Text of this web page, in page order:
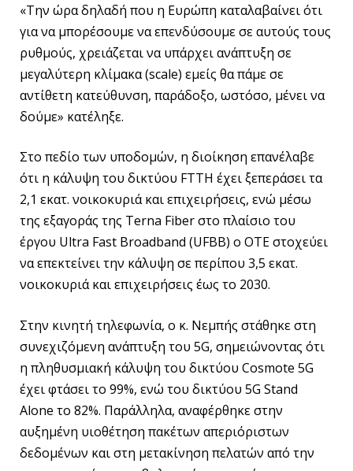
«Την ώρα δηλαδή που η Ευρώπη καταλαβαίνει ότι
για να μπορέσουμε να επενδύσουμε σε αυτούς τους
ρυθμούς, χρειάζεται να υπάρχει ανάπτυξη σε
μεγαλύτερη κλίμακα (scale) εμείς θα πάμε σε
αντίθετη κατεύθυνση, παράδοξο, ωστόσο, μένει να
δούμε» κατέληξε.
Στο πεδίο των υποδομών, η διοίκηση επανέλαβε
ότι η κάλυψη του δικτύου FTTH έχει ξεπεράσει τα
2,1 εκατ. νοικοκυριά και επιχειρήσεις, ενώ μέσω
της εξαγοράς της Terna Fiber στο πλαίσιο του
έργου Ultra Fast Broadband (UFBB) ο ΟΤΕ στοχεύει
να επεκτείνει την κάλυψη σε περίπου 3,5 εκατ.
νοικοκυριά και επιχειρήσεις έως το 2030.
Στην κινητή τηλεφωνία, ο κ. Νεμπής στάθηκε στη
συνεχιζόμενη ανάπτυξη του 5G, σημειώνοντας ότι
η πληθυσμιακή κάλυψη του δικτύου Cosmote 5G
έχει φτάσει το 99%, ενώ του δικτύου 5G Stand
Alone το 82%. Παράλληλα, αναφέρθηκε στην
αυξημένη υιοθέτηση πακέτων απεριόριστων
δεδομένων και στη μετακίνηση πελατών από την